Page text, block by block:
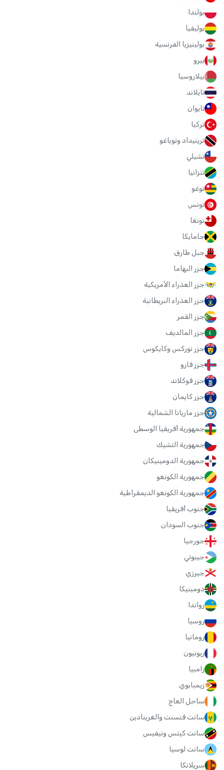
بولندا
بوليفيا
بولينيزيا الفرنسية
بيرو
بيلاروسيا
تايلاند
تايوان
تركيا
ترينيداد وتوباغو
تشيلي
تنزانيا
توغو
تونس
تونغا
جامايكا
جبل طارق
جزر البهاما
جزر العذراء الأمريكية
جزر العذراء البريطانية
جزر القمر
جزر المالديف
جزر توركس وكايكوس
جزر فارو
جزر فوكلاند
جزر كايمان
جزر ماريانا الشمالية
جمهورية أفريقيا الوسطى
جمهورية التشيك
جمهورية الدومينيكان
جمهورية الكونغو
جمهورية الكونغو الديمقراطية
جنوب أفريقيا
جنوب السودان
جورجيا
جيبوتي
جيرزي
دومينيكا
رواندا
روسيا
رومانيا
ريونيون
زامبيا
زيمبابوي
ساحل العاج
سانت فنسنت والغرينادين
سانت كيتس ونيفيس
سانت لوسيا
سريلانكا